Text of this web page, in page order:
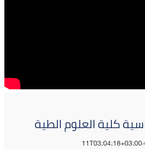
كلية العلوم الطية